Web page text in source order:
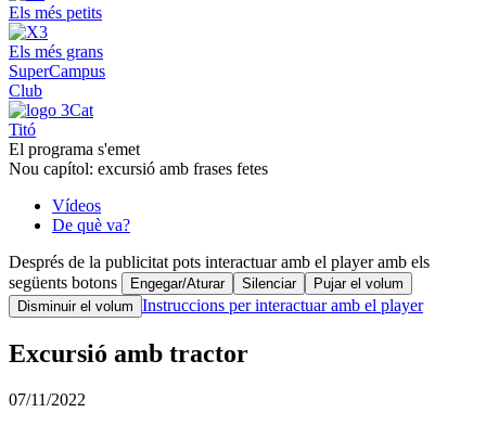
Els més petits
Els més grans
SuperCampus
Club
Titó
El programa s'emet
Nou capítol: excursió amb frases fetes
Vídeos
De què va?
Després de la publicitat pots interactuar amb el player amb els
següents botons
Engegar/Aturar Silenciar
Pujar el volum
Disminuir el volum Instruccions per interactuar amb el player
Excursió amb tractor
07/11/2022